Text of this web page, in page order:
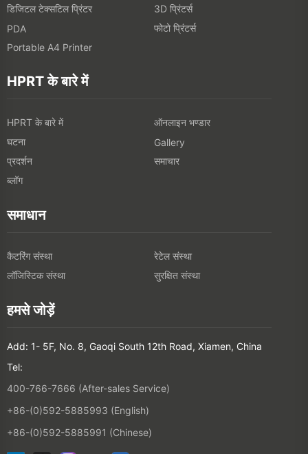
डिजिटल टेक्सटिल प्रिंटर
3D प्रिंटर्स
PDA
फोटो प्रिंटर्स
Portable A4 Printer
HPRT के बारे में
HPRT के बारे में
ऑनलाइन भण्डार
घटना
Gallery
प्रदर्शन
समाचार
ब्लॉग
समाधान
कैटरिंग संस्था
रेटेल संस्था
लॉजिस्टिक संस्था
सुरक्षित संस्था
हमसे जोड़ें
Add: 1- 5F, No. 8, Gaoqi South 12th Road, Xiamen, China
Tel:
400-766-7666 (After-sales Service)
+86-(0)592-5885993 (English)
+86-(0)592-5885991 (Chinese)